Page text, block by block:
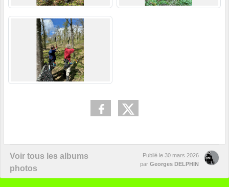
Voir tous les albums
photos
Publié le 30 mars 2026
par Georges DELPHIN